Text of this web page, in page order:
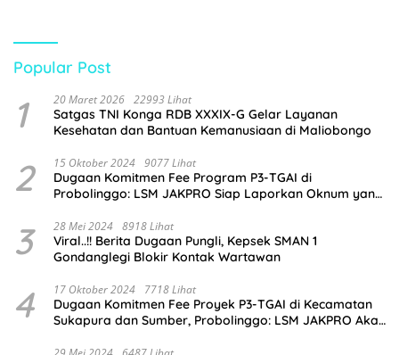
Popular Post
1 20 Maret 2026 22993 Lihat
Satgas TNI Konga RDB XXXIX-G Gelar Layanan
Kesehatan dan Bantuan Kemanusiaan di Maliobongo
2 15 Oktober 2024 9077 Lihat
Dugaan Komitmen Fee Program P3-TGAI di
Probolinggo: LSM JAKPRO Siap Laporkan Oknum yang
3 28 Mei 2024 8918 Lihat
Viral..!! Berita Dugaan Pungli, Kepsek SMAN 1
Gondanglegi Blokir Kontak Wartawan
4 17 Oktober 2024 7718 Lihat
Dugaan Komitmen Fee Proyek P3-TGAI di Kecamatan
Sukapura dan Sumber, Probolinggo: LSM JAKPRO Akan